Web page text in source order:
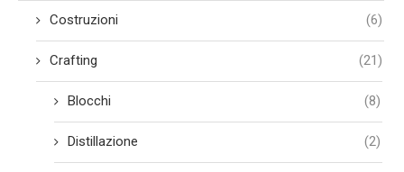
Costruzioni (6)
Crafting (21)
Blocchi (8)
Distillazione (2)